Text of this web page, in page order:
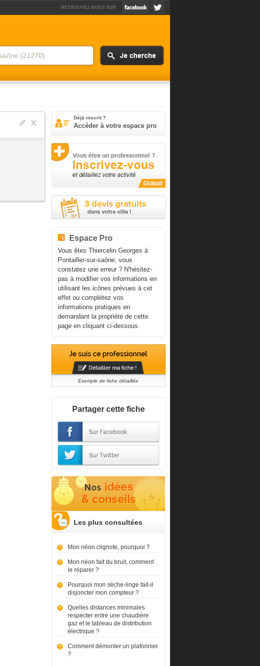
RETROUVEZ-NOUS SUR
Déjà inscrit ?
Accéder à votre espace pro
Espace Pro
Vous êtes Thiercelin Georges à
Pontailler-sur-saône, vous
constatez une erreur ? N'hésitez-
pas à modifier vos informations en
utilisant les icônes prévues à cet
effet ou complétez vos
informations pratiques en
demandant la propriété de cette
page en cliquant ci-dessous.
Exemple de fiche détaillée
Partager cette fiche
Les plus consultées
Mon néon clignote, pourquoi ?
Mon néon fait du bruit, comment
le réparer ?
Pourquoi mon sèche-linge fait-il
disjoncter mon compteur ?
Quelles distances minimales
respecter entre une chaudière
gaz et le tableau de distribution
électrique ?
Comment démonter un plafonnier
?